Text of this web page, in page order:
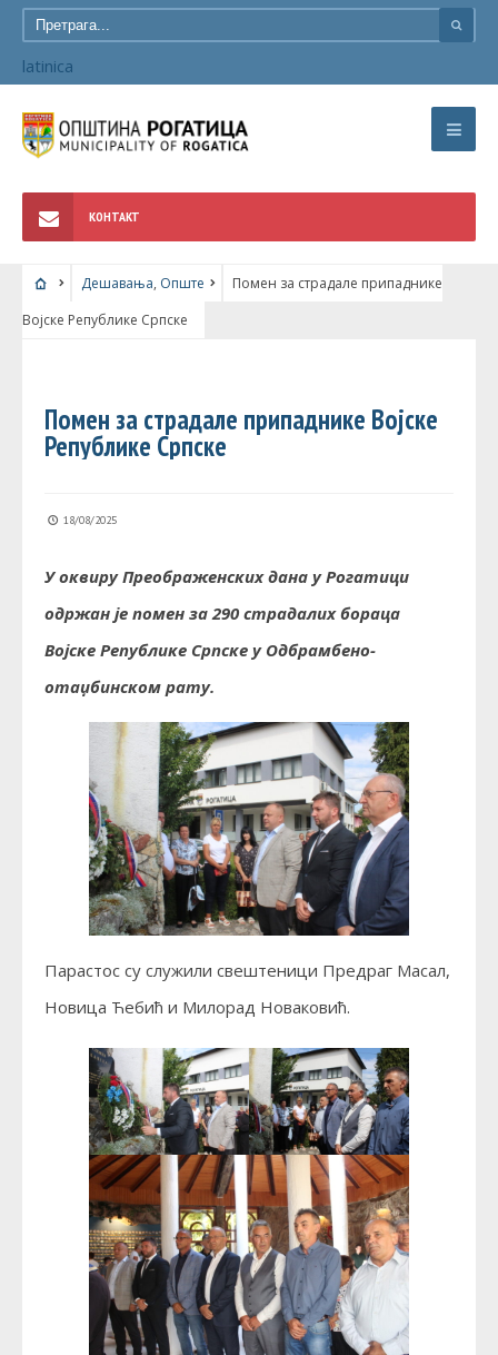
latinica
КОНТАКТ
Дешавања, Опште
Помен за страдале припаднике
Војске Републике Српске
Помен за страдале припаднике Војске
Републике Српске
18/08/2025
У оквиру Преображенских дана у Рогатици
одржан је помен за 290 страдалих бораца
Војске Републике Српске у Одбрамбено-
отаџбинском рату.
Парастос су служили свештеници Предраг Масал,
Новица Ћебић и Милорад Новаковић.